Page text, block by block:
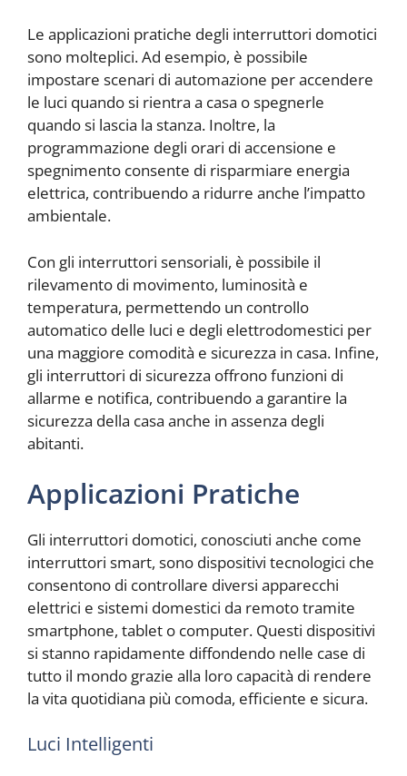
Le applicazioni pratiche degli interruttori domotici
sono molteplici. Ad esempio, è possibile
impostare scenari di automazione per accendere
le luci quando si rientra a casa o spegnerle
quando si lascia la stanza. Inoltre, la
programmazione degli orari di accensione e
spegnimento consente di risparmiare energia
elettrica, contribuendo a ridurre anche l’impatto
ambientale.
Con gli interruttori sensoriali, è possibile il
rilevamento di movimento, luminosità e
temperatura, permettendo un controllo
automatico delle luci e degli elettrodomestici per
una maggiore comodità e sicurezza in casa. Infine,
gli interruttori di sicurezza offrono funzioni di
allarme e notifica, contribuendo a garantire la
sicurezza della casa anche in assenza degli
abitanti.
Applicazioni Pratiche
Gli interruttori domotici, conosciuti anche come
interruttori smart, sono dispositivi tecnologici che
consentono di controllare diversi apparecchi
elettrici e sistemi domestici da remoto tramite
smartphone, tablet o computer. Questi dispositivi
si stanno rapidamente diffondendo nelle case di
tutto il mondo grazie alla loro capacità di rendere
la vita quotidiana più comoda, efficiente e sicura.
Luci Intelligenti